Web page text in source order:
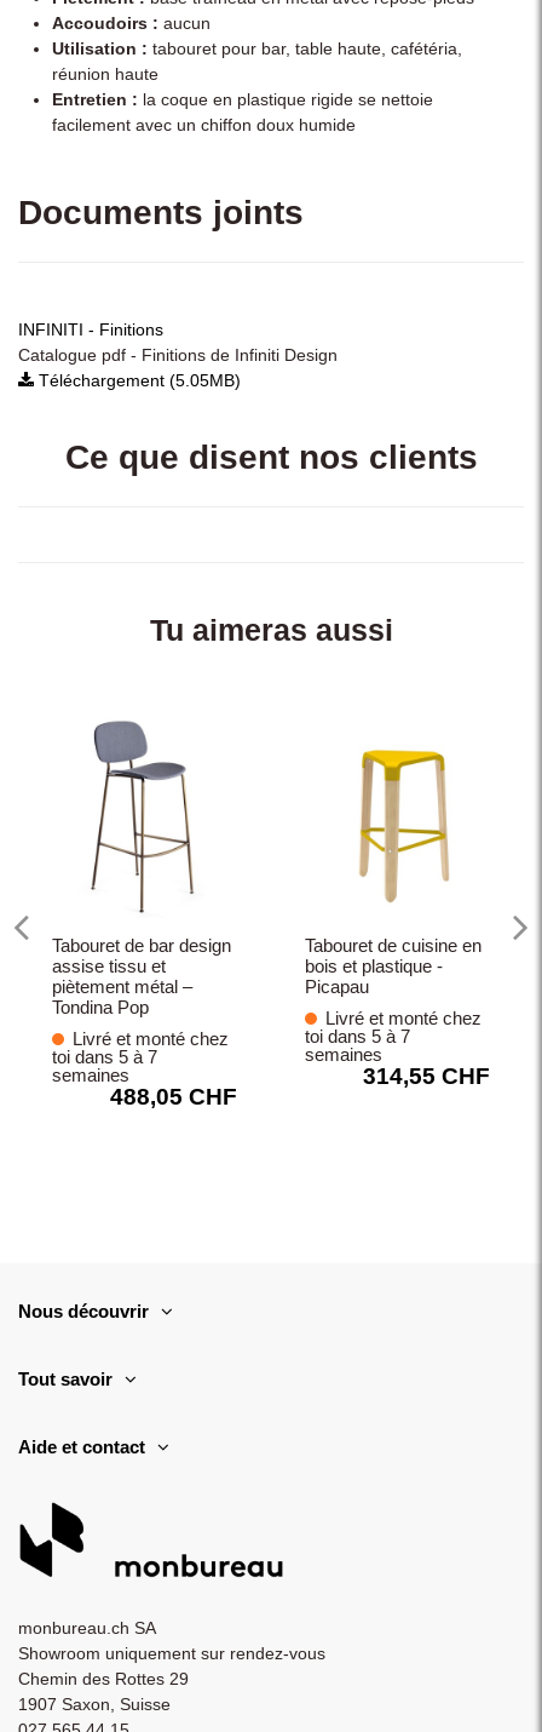
Accoudoirs : aucun
Utilisation : tabouret pour bar, table haute, cafétéria,
réunion haute
Entretien : la coque en plastique rigide se nettoie
facilement avec un chiffon doux humide
Documents joints
INFINITI - Finitions
Catalogue pdf - Finitions de Infiniti Design
Téléchargement (5.05MB)
Ce que disent nos clients
Tu aimeras aussi
Tabouret de bar design
assise tissu et
piètement métal –
Tondina Pop
Livré et monté chez
toi dans 5 à 7
semaines
488,05 CHF
Tabouret de cuisine en
bois et plastique -
Picapau
Livré et monté chez
toi dans 5 à 7
semaines
314,55 CHF
Nous découvrir
Tout savoir
Aide et contact
monbureau.ch SA
Showroom uniquement sur rendez-vous
Chemin des Rottes 29
1907 Saxon, Suisse